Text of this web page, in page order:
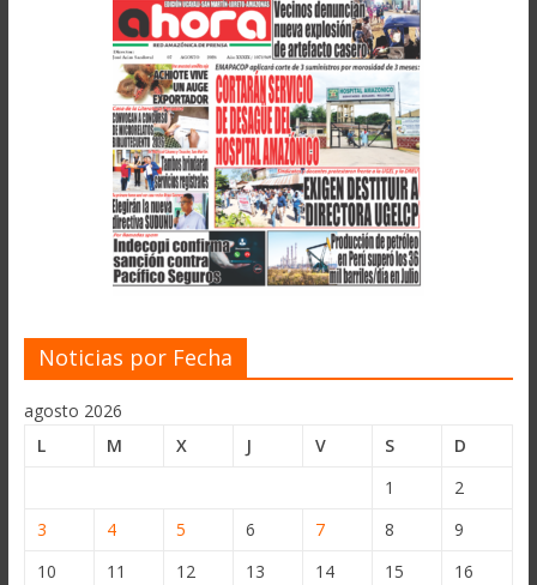
Noticias por Fecha
agosto 2026
L
M X J V S
D
1
2
3
4 5 6 7 8
9
10
11 12 13 14 15
16